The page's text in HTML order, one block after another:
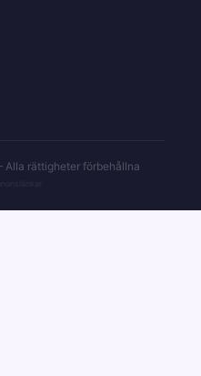
rättigheter förbehållna